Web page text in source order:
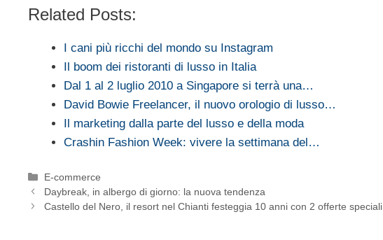
Related Posts:
I cani più ricchi del mondo su Instagram
Il boom dei ristoranti di lusso in Italia
Dal 1 al 2 luglio 2010 a Singapore si terrà una…
David Bowie Freelancer, il nuovo orologio di lusso…
Il marketing dalla parte del lusso e della moda
Crashin Fashion Week: vivere la settimana del…
Categorie
E-commerce
Daybreak, in albergo di giorno: la nuova tendenza
Castello del Nero, il resort nel Chianti festeggia 10 anni con 2 offerte speciali